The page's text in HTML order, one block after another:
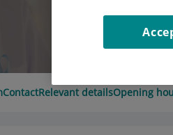
ContactRelevant detailsOpening